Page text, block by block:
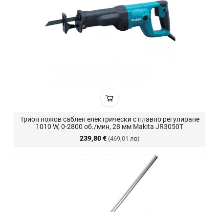
Трион ножов саблен електрически с плавно регулиране
1010 W, 0-2800 об./мин, 28 мм Makita JR3050T
239,80 € (469,01 лв)